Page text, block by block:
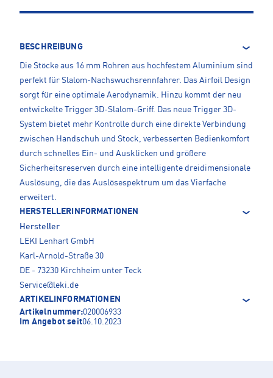
BESCHREIBUNG
Die Stöcke aus 16 mm Rohren aus hochfestem Aluminium sind
perfekt für Slalom-Nachswuchsrennfahrer. Das Airfoil Design
sorgt für eine optimale Aerodynamik. Hinzu kommt der neu
entwickelte Trigger 3D-Slalom-Griff. Das neue Trigger 3D-
System bietet mehr Kontrolle durch eine direkte Verbindung
zwischen Handschuh und Stock, verbesserten Bedienkomfort
durch schnelles Ein- und Ausklicken und größere
Sicherheitsreserven durch eine intelligente dreidimensionale
Auslösung, die das Auslösespektrum um das Vierfache
erweitert.
HERSTELLERINFORMATIONEN
Hersteller
LEKI Lenhart GmbH
Karl-Arnold-Straße 30
DE - 73230 Kirchheim unter Teck
Service@leki.de
ARTIKELINFORMATIONEN
Artikelnummer:020006933
Im Angebot seit06.10.2023